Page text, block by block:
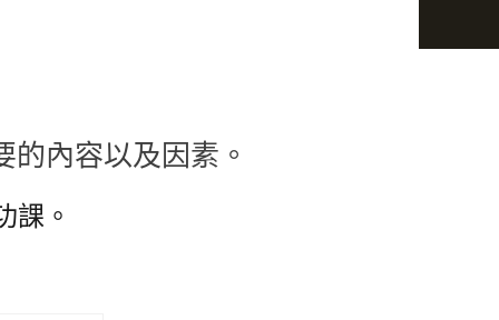
的內容以及因素。
課。